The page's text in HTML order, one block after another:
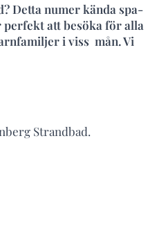
Detta numer kända spa-
perfekt att besöka för alla
i viss mån. Vi
Strandbad.